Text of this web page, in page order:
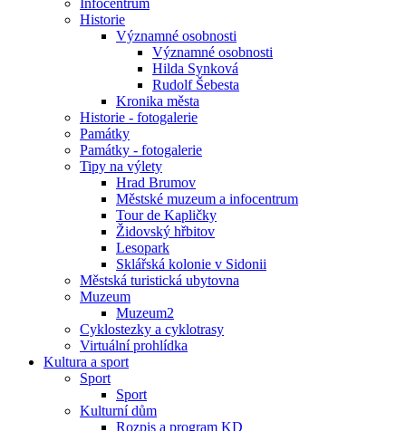
Infocentrum
Historie
Významné osobnosti
Významné osobnosti
Hilda Synková
Rudolf Šebesta
Kronika města
Historie - fotogalerie
Památky
Památky - fotogalerie
Tipy na výlety
Hrad Brumov
Městské muzeum a infocentrum
Tour de Kapličky
Židovský hřbitov
Lesopark
Sklářská kolonie v Sidonii
Městská turistická ubytovna
Muzeum
Muzeum2
Cyklostezky a cyklotrasy
Virtuální prohlídka
Kultura a sport
Sport
Sport
Kulturní dům
Rozpis a program KD